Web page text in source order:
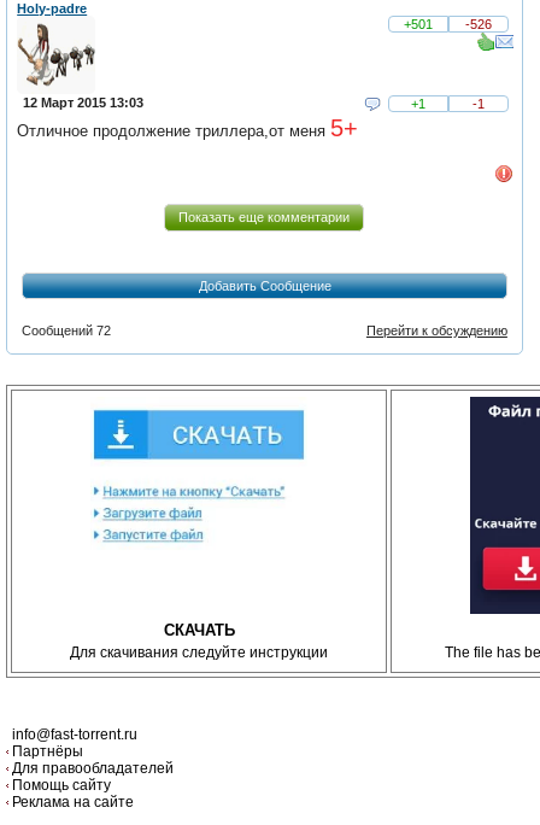
Holy-padre
+501
-526
12 Март 2015 13:03 +1 -1
Отличное продолжение триллера,от меня 5+
Показать еще комментарии
Добавить Сообщение
Сообщений 72 Перейти к обсуждению
СКАЧАТЬ
Для скачивания следуйте инструкции The file has
info@fast-torrent.ru
Партнёры
Для правообладателей
Помощь сайту
Реклама на сайте